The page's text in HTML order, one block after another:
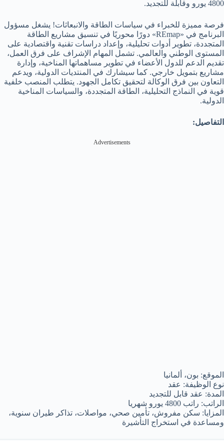
4800 يورو وقابلة للتجديد.
فرصة مميزة للخبراء في سياسات الطاقة والانبعاثات! يشغل مسؤول
البرنامج في «REmap» دورًا محوريًا في تنسيق مشاريع الطاقة
المتجددة، تطوير أدوات تحليلية، وإعداد دراسات تقنية واقتصادية على
المستوى الوطني والعالمي. تشمل المهام الإشراف على فرق العمل،
تقديم الدعم للدول الأعضاء في تطوير مساهماتها المناخية، وإدارة
مشاريع بتمويل خارجي. كما سيشارك في المنتديات الدولية، ويدعم
التعاون بين فرق الوكالة لتحقيق تكامل الجهود. يتطلب المنصب خلفية
قوية في النماذج التحليلية، الطاقة المتجددة، والسياسات المناخية
الدولية.
التفاصيل:
Advertisements
الموقع: بون، ألمانيا
نوع الوظيفة: عقد
المدة: عقد قابل للتجديد
الراتب: راتب 4800 يورو شهريا
المزايا: سكن مفروش، تأمين صحي، مواصلات، تذاكر طيران سنوية،
ومساعدة في استخراج التأشيرة